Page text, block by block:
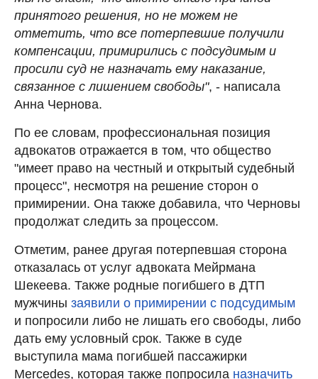
принятого решения, но не можем не
отметить, что все потерпевшие получили
компенсации, примирились с подсудимым и
просили суд не назначать ему наказание,
связанное с лишением свободы", - написала
Анна Чернова.
По ее словам, профессиональная позиция
адвокатов отражается в том, что общество
"имеет право на честный и открытый судебный
процесс", несмотря на решение сторон о
примирении. Она также добавила, что Черновы
продолжат следить за процессом.
Отметим, ранее другая потерпевшая сторона
отказалась от услуг адвоката Мейрмана
Шекеева. Также родные погибшего в ДТП
мужчины заявили о примирении с подсудимым
и попросили либо не лишать его свободы, либо
дать ему условный срок. Также в суде
выступила мама погибшей пассажирки
Mercedes, которая также попросила назначить